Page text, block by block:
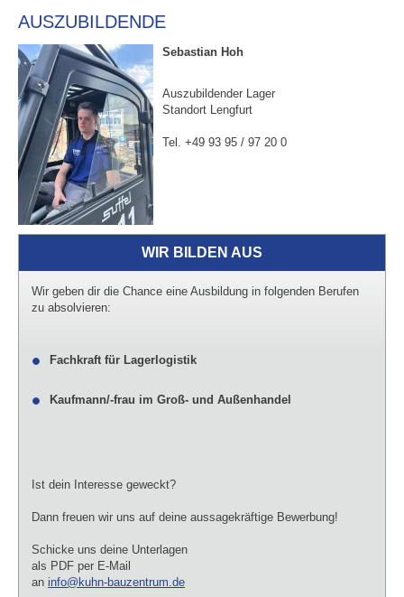
AUSZUBILDENDE
Sebastian Hoh
Auszubildender Lager
Standort Lengfurt
Tel. +49 93 95 / 97 20 0
WIR BILDEN AUS
Wir geben dir die Chance eine Ausbildung in folgenden Berufen
zu absolvieren:
Fachkraft für Lagerlogistik
Kaufmann/-frau im Groß- und Außenhandel
Ist dein Interesse geweckt?
Dann freuen wir uns auf deine aussagekräftige Bewerbung!
Schicke uns deine Unterlagen
als PDF per E-Mail
an info@kuhn-bauzentrum.de